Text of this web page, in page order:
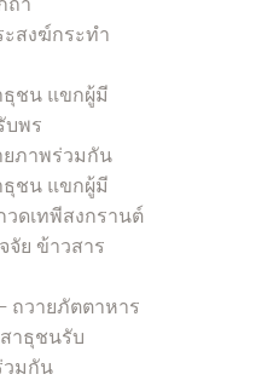
ถา
กระทำ
แขกผู้มี
บพร
ร่วมกัน
แขกผู้มี
วดเทพีสงกรานต์
ย ข้าวสาร
ถวายภัตตาหาร
าธุชนรับ
วมกัน